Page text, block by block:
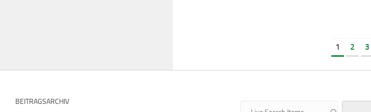
1 2 3
BEITRAGSARCHIV